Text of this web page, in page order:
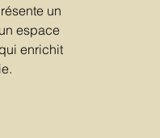
un
espace
enrichit